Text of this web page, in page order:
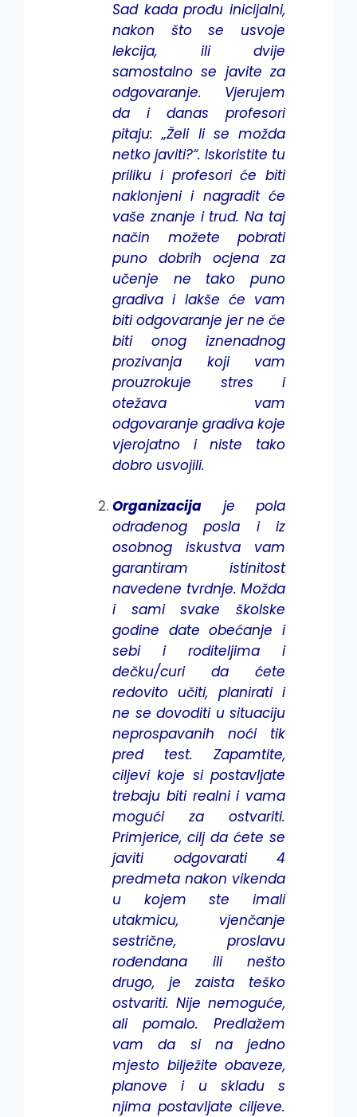
Sad kada prođu inicijalni,
nakon što se usvoje
lekcija, ili dvije
samostalno se javite za
odgovaranje. Vjerujem
da i danas profesori
pitaju: „Želi li se možda
netko javiti?“. Iskoristite tu
priliku i profesori će biti
naklonjeni i nagradit će
vaše znanje i trud. Na taj
način možete pobrati
puno dobrih ocjena za
učenje ne tako puno
gradiva i lakše će vam
biti odgovaranje jer ne će
biti onog iznenadnog
prozivanja koji vam
prouzrokuje stres i
otežava vam
odgovaranje gradiva koje
vjerojatno i niste tako
dobro usvojili.
Organizacija je pola
odrađenog posla i iz
osobnog iskustva vam
garantiram istinitost
navedene tvrdnje. Možda
i sami svake školske
godine date obećanje i
sebi i roditeljima i
dečku/curi da ćete
redovito učiti, planirati i
ne se dovoditi u situaciju
neprospavanih noći tik
pred test. Zapamtite,
ciljevi koje si postavljate
trebaju biti realni i vama
mogući za ostvariti.
Primjerice, cilj da ćete se
javiti odgovarati 4
predmeta nakon vikenda
u kojem ste imali
utakmicu, vjenčanje
sestrične, proslavu
rođendana ili nešto
drugo, je zaista teško
ostvariti. Nije nemoguće,
ali pomalo. Predlažem
vam da si na jedno
mjesto bilježite obaveze,
planove i u skladu s
njima postavljate ciljeve.